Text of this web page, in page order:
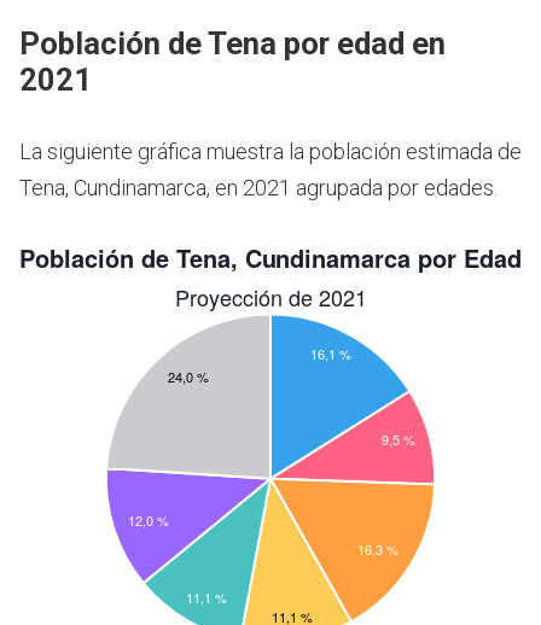
Población de Tena por edad en
2021
La siguiente gráfica muestra la población estimada de
Tena, Cundinamarca, en 2021 agrupada por edades.